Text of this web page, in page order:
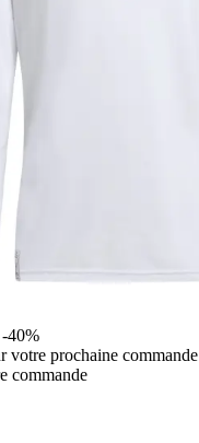
-40%
votre prochaine commande
commande